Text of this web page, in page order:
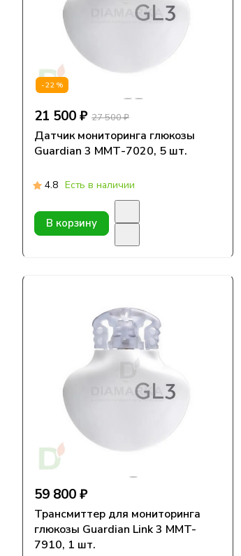
-22%
21 500 ₽ 27 500 ₽
Датчик мониторинга глюкозы
Guardian 3 ММТ-7020, 5 шт.
4.8 Есть в наличии
В корзину
59 800 ₽
Трансмиттер для мониторинга
глюкозы Guardian Link 3 MMT-
7910, 1 шт.